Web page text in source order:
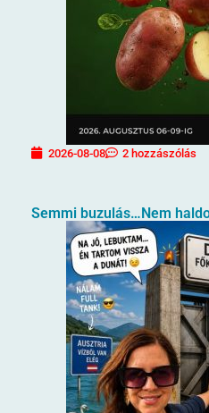
2026-08-08 2 hozzászólás
Semmi buzulás…Nem